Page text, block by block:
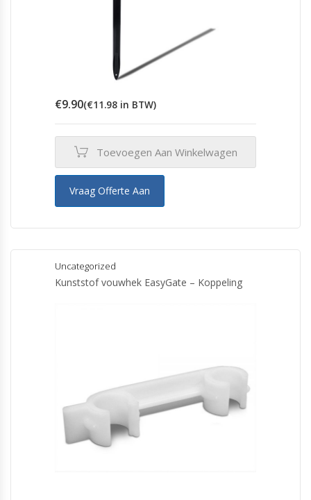
€9.90(€11.98 in BTW)
Toevoegen Aan Winkelwagen
Vraag Offerte Aan
Uncategorized
Kunststof vouwhek EasyGate – Koppeling